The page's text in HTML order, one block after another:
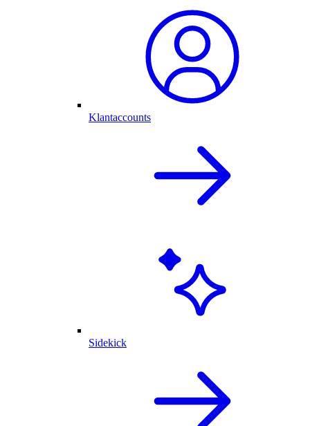
Klantaccounts
Sidekick